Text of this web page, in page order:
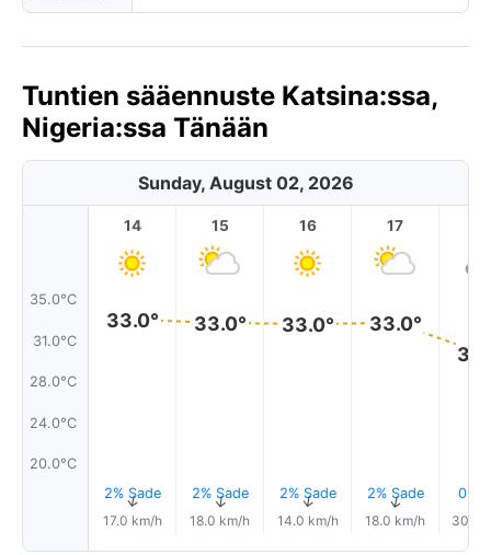
Tuntien sääennuste Katsina:ssa,
Nigeria:ssa Tänään
Sunday, August 02, 2026
35.0°C
31.0°C
28.0°C
24.0°C
20.0°C
14
33.0°
2% Sade
↑
17.0 km/h
15
33.0°
2% Sade
↑
18.0 km/h
16
33.0°
2% Sade
↑
14.0 km/h
17
33.0°
2% Sade
↑
18.0 km/h
0.3
30.0